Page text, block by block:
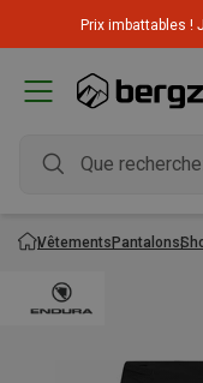
Prix imbattables !
l'article
VêtementsPantalons